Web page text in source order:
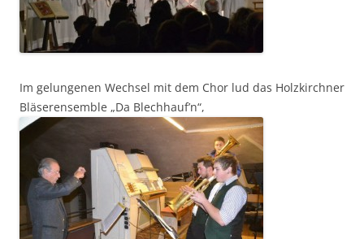
Im gelungenen Wechsel mit dem Chor lud das Holzkirchner
Bläserensemble „Da Blechhauf’n“,